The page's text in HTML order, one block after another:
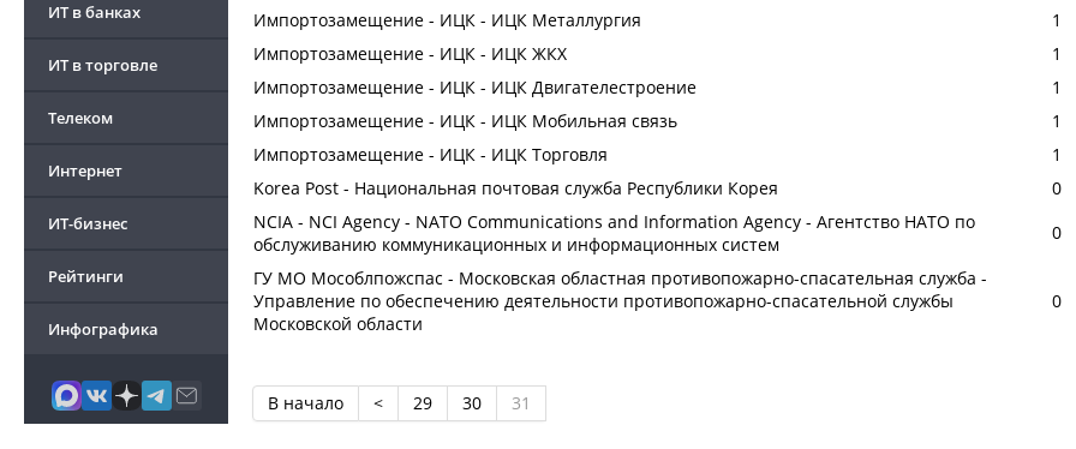
ИТ в банках
ИТ в торговле
Телеком
Интернет
ИТ-бизнес
Рейтинги
Инфографика
Импортозамещение - ИЦК - ИЦК Металлургия
1
Импортозамещение - ИЦК - ИЦК ЖКХ
1
Импортозамещение - ИЦК - ИЦК Двигателестроение
1
Импортозамещение - ИЦК - ИЦК Мобильная связь
1
Импортозамещение - ИЦК - ИЦК Торговля
1
Korea Post - Национальная почтовая служба Республики Корея
0
NCIA - NCI Agency - NATO Communications and Information Agency - Агентство НАТО по
обслуживанию коммуникационных и информационных систем
0
ГУ МО Мособлпожспас - Московская областная противопожарно-спасательная служба -
Управление по обеспечению деятельности противопожарно-спасательной службы
Московской области
0
В начало < 29 30 31